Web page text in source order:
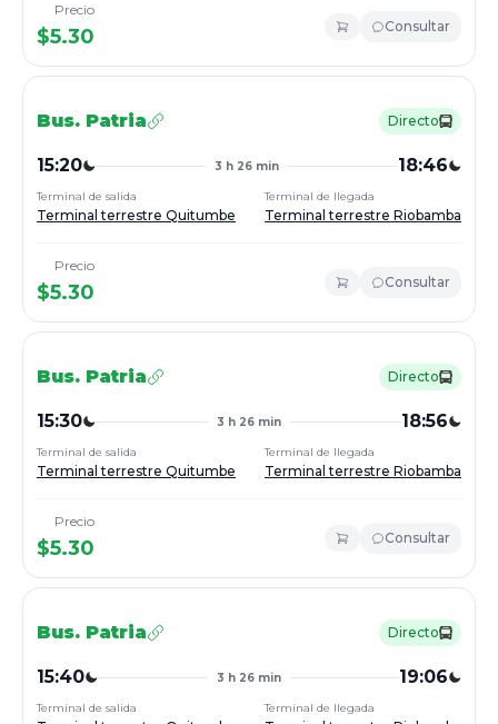
Precio
$5.30 Consultar
Bus. Patria Directo
15:20 3 h 26 min 18:46
Terminal de salida
Terminal terrestre Quitumbe
Terminal de llegada
Terminal terrestre Riobamba
Precio
$5.30 Consultar
Bus. Patria Directo
15:30 3 h 26 min 18:56
Terminal de salida
Terminal terrestre Quitumbe
Terminal de llegada
Terminal terrestre Riobamba
Precio
$5.30 Consultar
Bus. Patria Directo
15:40 3 h 26 min 19:06
Terminal de salida Terminal de llegada